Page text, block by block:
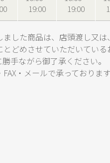
19:00
19:00
した商品は、店頭渡し又は
とどめさせていただいてい
手ながら御了承ください。
・メールで承っております